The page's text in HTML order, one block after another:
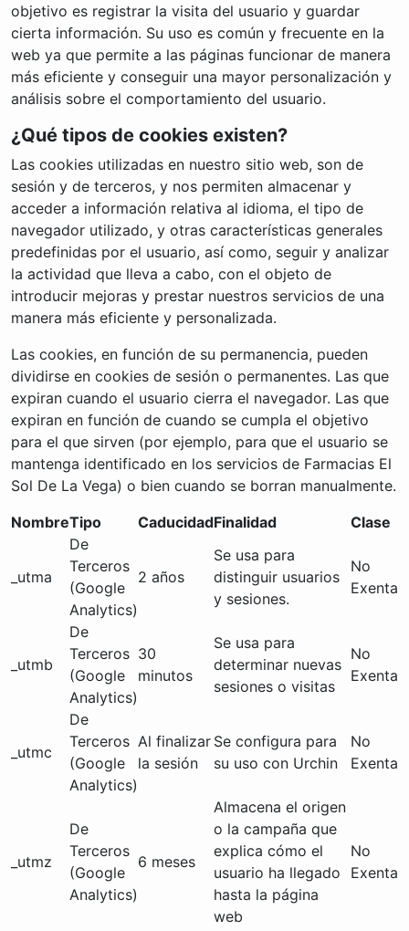
objetivo es registrar la visita del usuario y guardar
cierta información. Su uso es común y frecuente en la
web ya que permite a las páginas funcionar de manera
más eficiente y conseguir una mayor personalización y
análisis sobre el comportamiento del usuario.
¿Qué tipos de cookies existen?
Las cookies utilizadas en nuestro sitio web, son de
sesión y de terceros, y nos permiten almacenar y
acceder a información relativa al idioma, el tipo de
navegador utilizado, y otras características generales
predefinidas por el usuario, así como, seguir y analizar
la actividad que lleva a cabo, con el objeto de
introducir mejoras y prestar nuestros servicios de una
manera más eficiente y personalizada.
Las cookies, en función de su permanencia, pueden
dividirse en cookies de sesión o permanentes. Las que
expiran cuando el usuario cierra el navegador. Las que
expiran en función de cuando se cumpla el objetivo
para el que sirven (por ejemplo, para que el usuario se
mantenga identificado en los servicios de Farmacias El
Sol De La Vega) o bien cuando se borran manualmente.
NombreTipo CaducidadFinalidad Clase
_utma
De
Terceros
(Google
Analytics)
2 años
Se usa para
distinguir usuarios
y sesiones.
No
Exenta
_utmb
De
Terceros
(Google
Analytics)
30
minutos
Se usa para
determinar nuevas
sesiones o visitas
No
Exenta
_utmc
De
Terceros
(Google
Analytics)
Al finalizar
la sesión
Se configura para
su uso con Urchin
No
Exenta
_utmz
De
Terceros
(Google
Analytics)
6 meses
Almacena el origen
o la campaña que
explica cómo el
usuario ha llegado
hasta la página
web
No
Exenta